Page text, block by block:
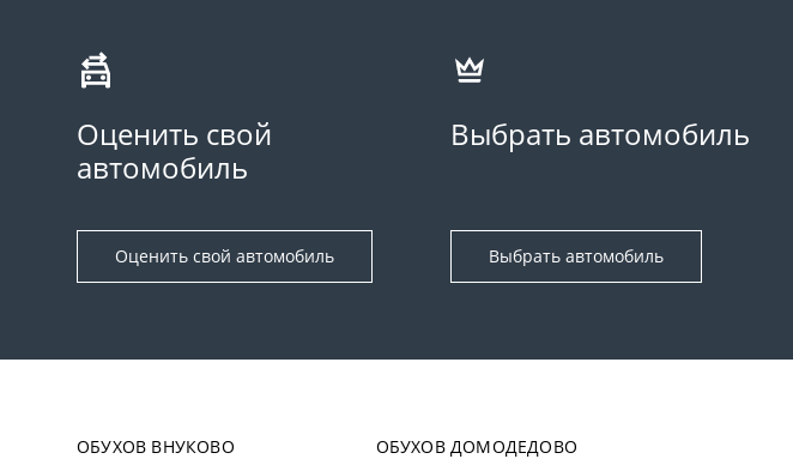
Оценить свой
автомобиль
Оценить свой автомобиль
Выбрать автомобиль
Выбрать автомобиль
ОБУХОВ ВНУКОВО ОБУХОВ ДОМОДЕДОВО